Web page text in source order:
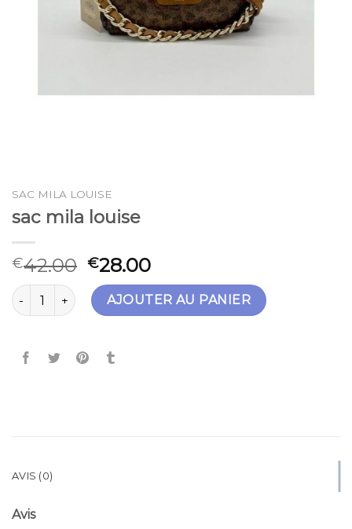
SAC MILA LOUISE
sac mila louise
€42.00 €28.00
quantité de sac mila louiseAJOUTER AU PANIER
AVIS (0)
Avis